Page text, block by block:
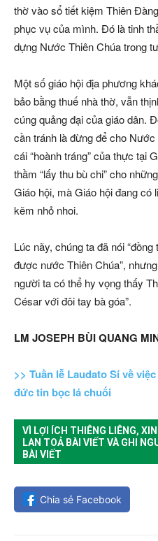
thờ vào sổ tiết kiệm Thiên
phục vụ của mình. Đó là tinh
dựng Nước Thiên Chúa trong
Một số giáo hội địa phương
bảo bằng thuế nhà thờ, vẫn
cúng quảng đại của giáo dân.
cần tránh là đừng để cho
cái “hoành tráng” của thực tại
thầm “lấy thu bù chi” cho
Giáo hội, mà Giáo hội đang có
kẽm nhỏ nhoi.
Lúc nãy, chúng ta đã nói
được nước Thiên Chúa”,
người ta có thể hy vọng thấy
César với đôi tay bà góa”.
LM JOSEPH BÙI QUANG
>> Tuần lễ Laudato Sí về
đức tin bọc lá chuối
VÌ LỢI ÍCH THIÊNG LIÊNG,
LAN TOẢ BÀI VIẾT VÀ GHI
BÀI VIẾT
Chia sẻ Facebook